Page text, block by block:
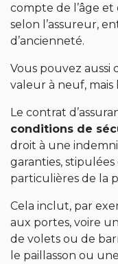
compte de l’âge et
selon l’assureur,
d’ancienneté.
Vous pouvez
valeur à neuf, mais
Le contrat
conditions de
droit à une
garanties,
particulières de la
Cela inclut, par
aux portes, voire
de volets ou de
le paillasson ou